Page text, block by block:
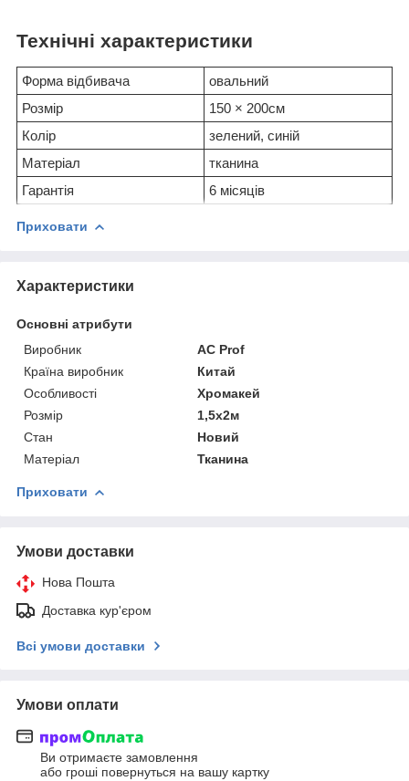
Технічні характеристики
Форма відбивача
овальний
Розмір
150 × 200см
Колір
зелений, синій
Матеріал
тканина
Гарантія
6 місяців
Приховати
Характеристики
Основні атрибути
Виробник
AC Prof
Країна виробник
Китай
Особливості
Хромакей
Розмір
1,5х2м
Стан
Новий
Матеріал
Тканина
Приховати
Умови доставки
Нова Пошта
Доставка кур'єром
Всі умови доставки
Умови оплати
Ви отримаєте замовлення
або гроші повернуться на вашу картку